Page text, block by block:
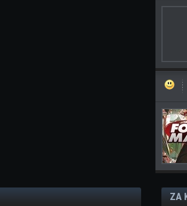
ZA